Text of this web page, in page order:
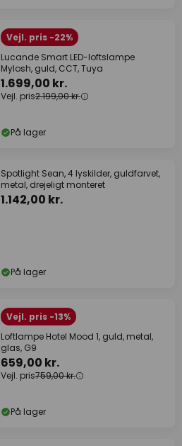
Vejl. pris -22%
Lucande Smart LED-loftslampe
Mylosh, guld, CCT, Tuya
1.699,00 kr.
Vejl. pris2.199,00 kr.
På lager
Spotlight Sean, 4 lyskilder, guldfarvet,
metal, drejeligt monteret
1.142,00 kr.
På lager
Vejl. pris -13%
Loftlampe Hotel Mood 1, guld, metal,
glas, G9
659,00 kr.
Vejl. pris759,00 kr.
På lager